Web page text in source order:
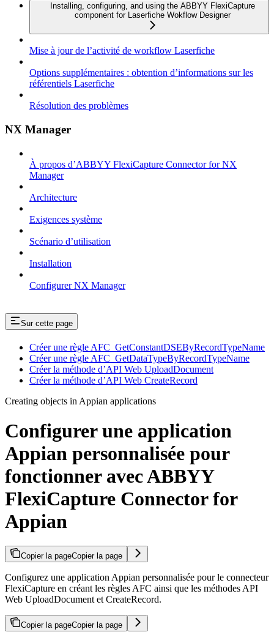
Installing, configuring, and using the ABBYY FlexiCapture
component for Laserfiche Wokflow Designer
Mise à jour de l’activité de workflow Laserfiche
Options supplémentaires : obtention d’informations sur les
référentiels Laserfiche
Résolution des problèmes
NX Manager
À propos d’ABBYY FlexiCapture Connector for NX
Manager
Architecture
Exigences système
Scénario d’utilisation
Installation
Configurer NX Manager
Sur cette page
Créer une règle AFC_GetConstantDSEByRecordTypeName
Créer une règle AFC_GetDataTypeByRecordTypeName
Créer la méthode d’API Web UploadDocument
Créer la méthode d’API Web CreateRecord
Creating objects in Appian applications
Configurer une application
Appian personnalisée pour
fonctionner avec ABBYY
FlexiCapture Connector for
Appian
Copier la pageCopier la page
Configurez une application Appian personnalisée pour le connecteur
FlexiCapture en créant les règles AFC ainsi que les méthodes API
Web UploadDocument et CreateRecord.
Copier la pageCopier la page